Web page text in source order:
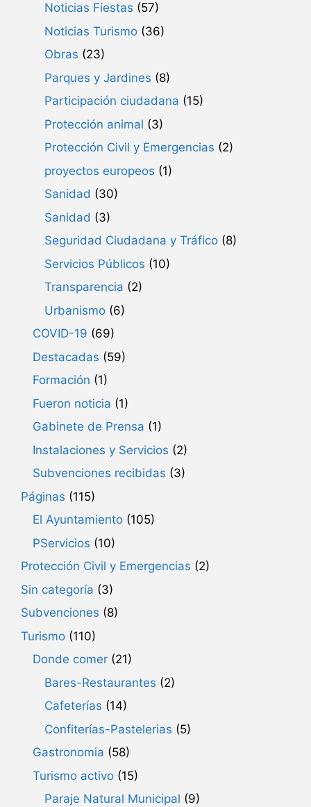
Noticias Fiestas (57)
Noticias Turismo (36)
Obras (23)
Parques y Jardines (8)
Participación ciudadana (15)
Protección animal (3)
Protección Civil y Emergencias (2)
proyectos europeos (1)
Sanidad (30)
Sanidad (3)
Seguridad Ciudadana y Tráfico (8)
Servicios Públicos (10)
Transparencia (2)
Urbanismo (6)
COVID-19 (69)
Destacadas (59)
Formación (1)
Fueron noticia (1)
Gabinete de Prensa (1)
Instalaciones y Servicios (2)
Subvenciones recibidas (3)
Páginas (115)
El Ayuntamiento (105)
PServicios (10)
Protección Civil y Emergencias (2)
Sin categoría (3)
Subvenciones (8)
Turismo (110)
Donde comer (21)
Bares-Restaurantes (2)
Cafeterías (14)
Confiterías-Pastelerias (5)
Gastronomia (58)
Turismo activo (15)
Paraje Natural Municipal (9)